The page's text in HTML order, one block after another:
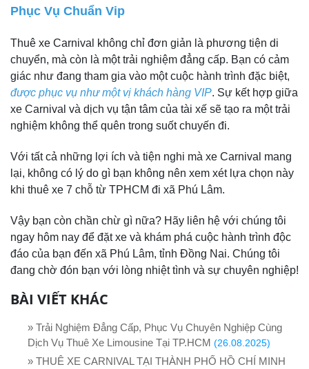
Phục Vụ Chuẩn Vip
Thuê xe Carnival không chỉ đơn giản là phương tiện di
chuyển, mà còn là một trải nghiệm đẳng cấp. Bạn có cảm
giác như đang tham gia vào một cuộc hành trình đặc biệt,
được phục vụ như một vị khách hàng VIP. Sự kết hợp giữa
xe Carnival và dịch vụ tận tâm của tài xế sẽ tạo ra một trải
nghiệm không thể quên trong suốt chuyến đi.
Với tất cả những lợi ích và tiện nghi mà xe Carnival mang
lại, không có lý do gì bạn không nên xem xét lựa chọn này
khi thuê xe 7 chỗ từ TPHCM đi xã Phú Lâm.
Vậy bạn còn chần chừ gì nữa? Hãy liên hệ với chúng tôi
ngay hôm nay để đặt xe và khám phá cuộc hành trình độc
đáo của bạn đến xã Phú Lâm, tỉnh Đồng Nai. Chúng tôi
đang chờ đón bạn với lòng nhiệt tình và sự chuyên nghiệp!
BÀI VIẾT KHÁC
» Trải Nghiệm Đẳng Cấp, Phục Vụ Chuyên Nghiệp Cùng
Dịch Vụ Thuê Xe Limousine Tại TP.HCM (26.08.2025)
» THUÊ XE CARNIVAL TẠI THÀNH PHỐ HỒ CHÍ MINH